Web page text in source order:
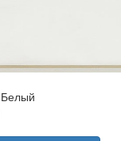
Белый